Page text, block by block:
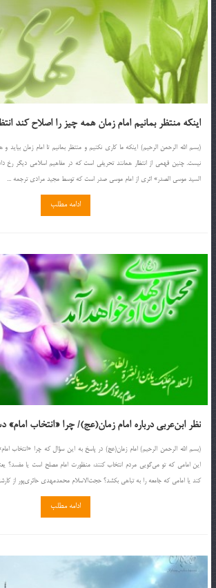
اینکه منتظر بمانیم امام زمان همه چیز را اصلاح کند
(بسم الله الرحمن الرحیم) اینکه‌ ما کاری‌ نکنیم و منتظر بمانیم ‌تا امام ‌زمان ‌بیاید و
نیست. چنین ‌فهمی ‌از انتظار همانند تحریفی ‌است ‌که‌ در مفاهیم ‌اسلامی ‌دیگر رخ
السید موسی الصدر» اثری از امام موسی صدر است که توسط مجید مرادی ترجمه ...
ادامه مطلب
نظر ابن‌عربی درباره امام زمان(عج)/ چرا «انتخاب
(بسم الله الرحمن الرحیم) امام زمان(عج) در پاسخ به این سؤال که چرا «انتخاب
این امامی که تو می‌گویی مردم انتخاب کنند، منظورت امام مصلح است یا مفسد؟
کند یا امامی که جامعه را به تباهی بکشد؟ حجت‌الاسلام محمدمهدی حائری‌پور از
ادامه مطلب